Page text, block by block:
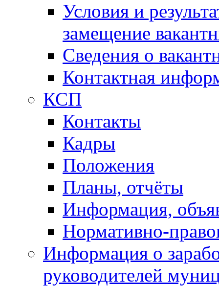
Условия и
замещение
Сведения о
Контактная
КСП
Контакты
Кадры
Положения
Планы, отчёты
Информация,
Нормативно-
Информация о
руководителей